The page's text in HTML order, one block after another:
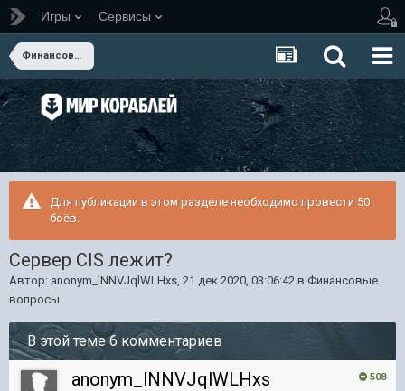
Игры Сервисы
Финансовые вопросы
Для публикации в этом разделе необходимо провести 50
боёв.
Сервер CIS лежит?
Автор: anonym_lNNVJqlWLHxs, 21 дек 2020, 03:06:42 в Финансовые
вопросы
В этой теме 6 комментариев
508
anonym_lNNVJqlWLHxs